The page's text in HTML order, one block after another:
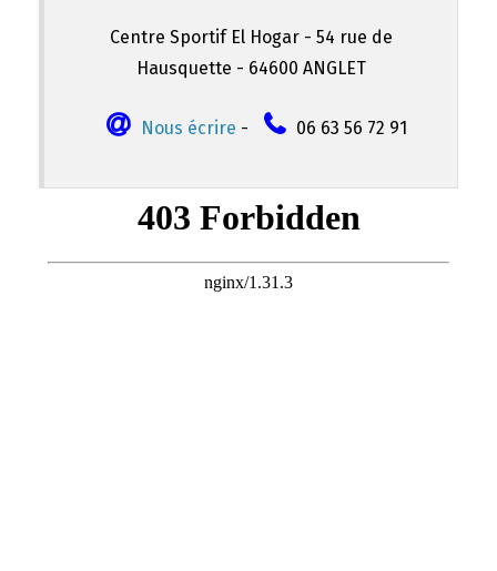
Centre Sportif El Hogar - 54 rue de
Hausquette - 64600 ANGLET
Nous écrire - 06 63 56 72 91